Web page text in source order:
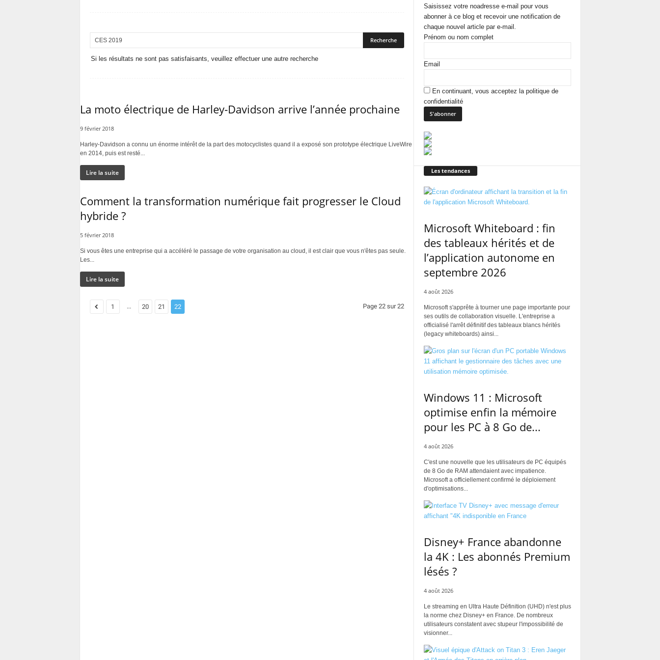
Si les résultats ne sont pas satisfaisants, veuillez effectuer une autre recherche
La moto électrique de Harley-Davidson arrive l’année prochaine
9 février 2018
Harley-Davidson a connu un énorme intérêt de la part des motocyclistes quand il a exposé son prototype électrique LiveWire
en 2014, puis est resté...
Lire la suite
Comment la transformation numérique fait progresser le Cloud
hybride ?
5 février 2018
Si vous êtes une entreprise qui a accéléré le passage de votre organisation au cloud, il est clair que vous n'êtes pas seule.
Les...
Lire la suite
1 ... 20 21 22 Page 22 sur 22
Saisissez votre noadresse e-mail pour vous
abonner à ce blog et recevoir une notification de
chaque nouvel article par e-mail.
Prénom ou nom complet
Email
En continuant, vous acceptez la politique de
confidentialité
Les tendances
Microsoft Whiteboard : fin
des tableaux hérités et de
l’application autonome en
septembre 2026
4 août 2026
Microsoft s'apprête à tourner une page importante pour
ses outils de collaboration visuelle. L'entreprise a
officialisé l'arrêt définitif des tableaux blancs hérités
(legacy whiteboards) ainsi...
Windows 11 : Microsoft
optimise enfin la mémoire
pour les PC à 8 Go de...
4 août 2026
C'est une nouvelle que les utilisateurs de PC équipés
de 8 Go de RAM attendaient avec impatience.
Microsoft a officiellement confirmé le déploiement
d'optimisations...
Disney+ France abandonne
la 4K : Les abonnés Premium
lésés ?
4 août 2026
Le streaming en Ultra Haute Définition (UHD) n'est plus
la norme chez Disney+ en France. De nombreux
utilisateurs constatent avec stupeur l'impossibilité de
visionner...